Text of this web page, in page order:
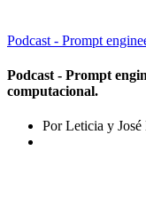
Podcast - Prompt
Podcast - Prompt
computacional.
Por Leticia y José